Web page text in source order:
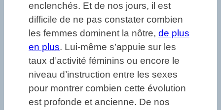
enclenchés. Et de nos jours, il est
difficile de ne pas constater combien
les femmes dominent la nôtre, de plus
en plus. Lui-même s’appuie sur les
taux d’activité féminins ou encore le
niveau d’instruction entre les sexes
pour montrer combien cette évolution
est profonde et ancienne. De nos